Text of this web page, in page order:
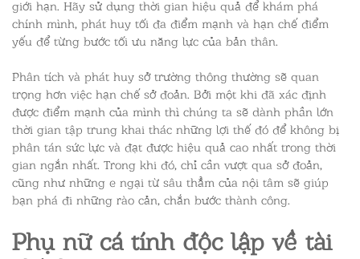
giới hạn. Hãy sử dụng thời gian hiệu quả để khám phá
chính mình, phát huy tối đa điểm mạnh và hạn chế điểm
yếu để từng bước tối ưu năng lực của bản thân.
Phân tích và phát huy sở trường thông thường sẽ quan
trọng hơn việc hạn chế sở đoản. Bởi một khi đã xác định
được điểm mạnh của mình thì chúng ta sẽ dành phần lớn
thời gian tập trung khai thác những lợi thế đó để không bị
phân tán sức lực và đạt được hiệu quả cao nhất trong thời
gian ngắn nhất. Trong khi đó, chỉ cần vượt qua sở đoản,
cũng như những e ngại từ sâu thẳm của nội tâm sẽ giúp
bạn phá đi những rào cản, chắn bước thành công.
Phụ nữ cá tính độc lập về tài